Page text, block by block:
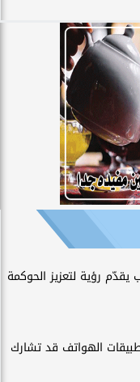
يقدّم رؤية لتعزيز الحوكمة
الهواتف قد تشارك